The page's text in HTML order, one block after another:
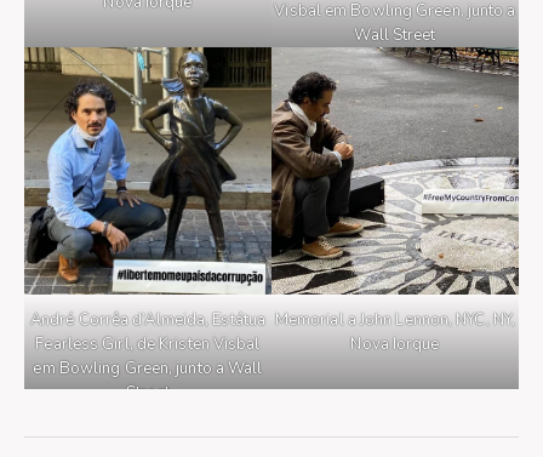
Visbal em Bowling Green, junto a
Wall Street
André Corrêa d’Almeida, Estátua
Fearless Girl, de Kristen Visbal
em Bowling Green, junto a Wall
Street
Memorial a John Lennon, NYC, NY,
Nova Iorque